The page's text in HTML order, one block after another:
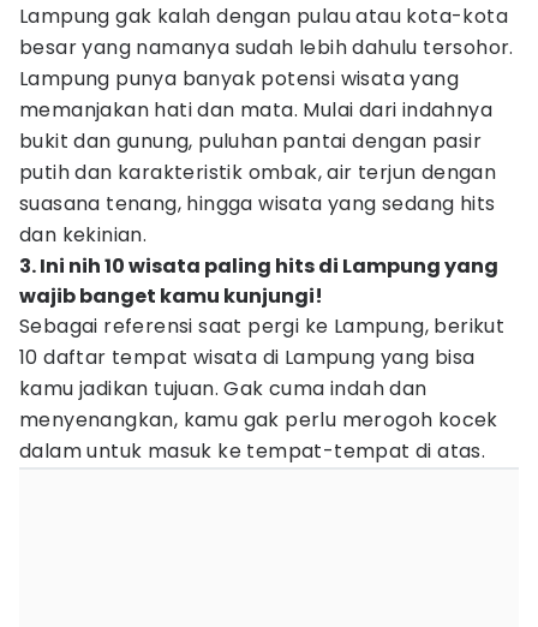
Lampung gak kalah dengan pulau atau kota-kota
besar yang namanya sudah lebih dahulu tersohor.
Lampung punya banyak potensi wisata yang
memanjakan hati dan mata. Mulai dari indahnya
bukit dan gunung, puluhan pantai dengan pasir
putih dan karakteristik ombak, air terjun dengan
suasana tenang, hingga wisata yang sedang hits
dan kekinian.
3. Ini nih 10 wisata paling hits di Lampung yang
wajib banget kamu kunjungi!
Sebagai referensi saat pergi ke Lampung, berikut
10 daftar tempat wisata di Lampung yang bisa
kamu jadikan tujuan. Gak cuma indah dan
menyenangkan, kamu gak perlu merogoh kocek
dalam untuk masuk ke tempat-tempat di atas.